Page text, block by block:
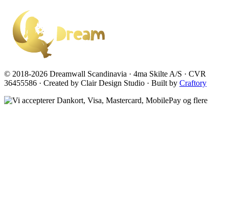
© 2018-2026 Dreamwall Scandinavia · 4ma Skilte A/S · CVR
36455586 · Created by Clair Design Studio · Built by Craftory